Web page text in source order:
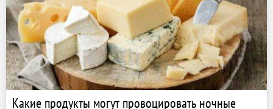
Какие продукты могут провоцировать ночные